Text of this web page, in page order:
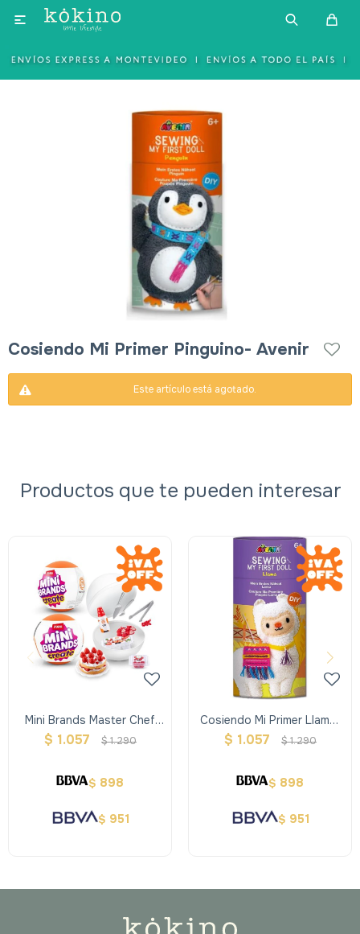

Cosiendo Mi Primer Pinguino- Avenir
Este artículo está agotado.
Productos que te pueden interesar
Mini Brands Master Chef
Serie 2
$ 1.057 $1.290
$ 898
$ 951
Cosiendo Mi Primer Llama-
Avenir
$ 1.057 $1.290
$ 898
$ 951